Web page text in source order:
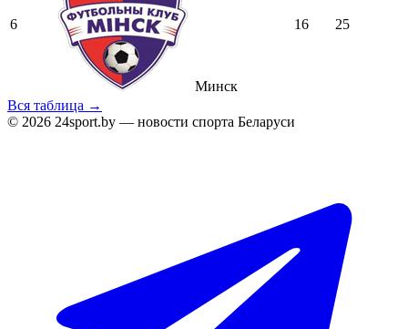
6
Минск
16 25
Вся таблица →
© 2026 24sport.by — новости спорта Беларуси